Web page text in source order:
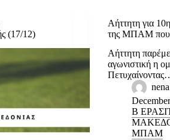
(17/12)
Αήττητη για
της ΜΠΑΜ που
Αήττητη
αγωνιστική η
nena
Β
ΜΠΑΜ